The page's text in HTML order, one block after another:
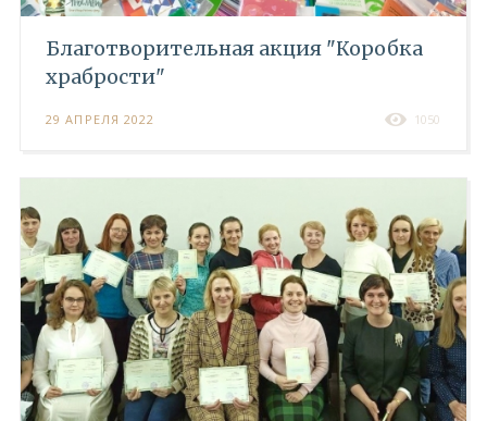
Благотворительная акция "Коробка
храбрости"
29 АПРЕЛЯ 2022 1050